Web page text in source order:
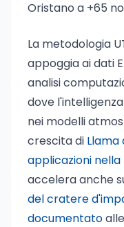
Oristano a +65
La metodologia
appoggia ai dati
analisi
dove
nei modelli
crescita di Llama
applicazioni
accelera anche
del cratere
documentatoalle